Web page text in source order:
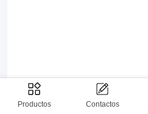
Productos Contactos